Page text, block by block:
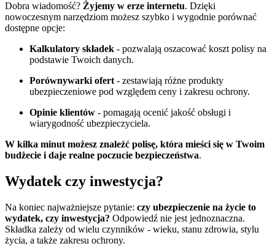
Dobra wiadomość? Żyjemy w erze internetu. Dzięki
nowoczesnym narzędziom możesz szybko i wygodnie porównać
dostępne opcje:
Kalkulatory składek - pozwalają oszacować koszt polisy na
podstawie Twoich danych.
Porównywarki ofert - zestawiają różne produkty
ubezpieczeniowe pod względem ceny i zakresu ochrony.
Opinie klientów - pomagają ocenić jakość obsługi i
wiarygodność ubezpieczyciela.
W kilka minut możesz znaleźć polisę, która mieści się w Twoim
budżecie i daje realne poczucie bezpieczeństwa.
Wydatek czy inwestycja?
Na koniec najważniejsze pytanie: czy ubezpieczenie na życie to
wydatek, czy inwestycja? Odpowiedź nie jest jednoznaczna.
Składka zależy od wielu czynników - wieku, stanu zdrowia, stylu
życia, a także zakresu ochrony.